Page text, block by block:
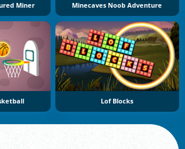
Miner Minecaves Noob Adventure
Lof Blocks